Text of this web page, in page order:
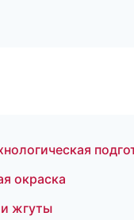
окраска
жгуты